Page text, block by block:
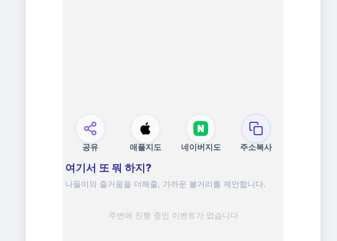
공유 애플지도 네이버지도 주소복사
여기서 또 뭐 하지?
나들이의 즐거움을 더해줄, 가까운 볼거리를 제안합니다.
주변에 진행 중인 이벤트가 없습니다